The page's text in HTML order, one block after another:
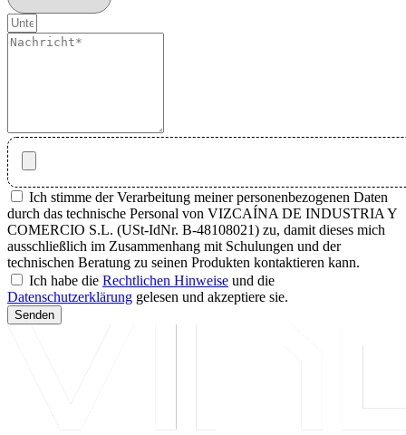
Ich stimme der Verarbeitung meiner personenbezogenen Daten
durch das technische Personal von VIZCAÍNA DE INDUSTRIA Y
COMERCIO S.L. (USt-IdNr. B-48108021) zu, damit dieses mich
ausschließlich im Zusammenhang mit Schulungen und der
technischen Beratung zu seinen Produkten kontaktieren kann.
Ich habe die Rechtlichen Hinweise und die
Datenschutzerklärung gelesen und akzeptiere sie.
Senden